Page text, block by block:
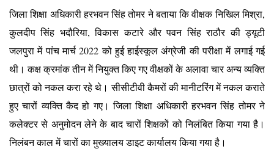
जिला शिक्षा अधिकारी हरभवन सिंह तोमर ने बताया कि वीक्षक निखिल मिश्रा,
कुलदीप सिंह भदौरिया, विकास कटारे और पवन सिंह राठौर की ड्यूटी
जलपुरा में पांच मार्च 2022 को हुई हाईस्कूल अंग्रेजी की परीक्षा में लगाई गई
थी। कक्ष क्रमांक तीन में नियुक्त किए गए वीक्षकों के अलावा चार अन्य व्यक्ति
छात्रों को नकल करा रहे थे। सीसीटीवी कैमरों की मानीटरिंग में नकल कराते
हुए चारों व्यक्ति कैद हो गए। जिला शिक्षा अधिकारी हरभवन सिंह तोमर ने
कलेक्टर से अनुमोदन लेने के बाद चारों शिक्षकों को निलंबित किया गया है।
निलंबन काल में चारों का मुख्यालय डाइट कार्यालय किया गया है।